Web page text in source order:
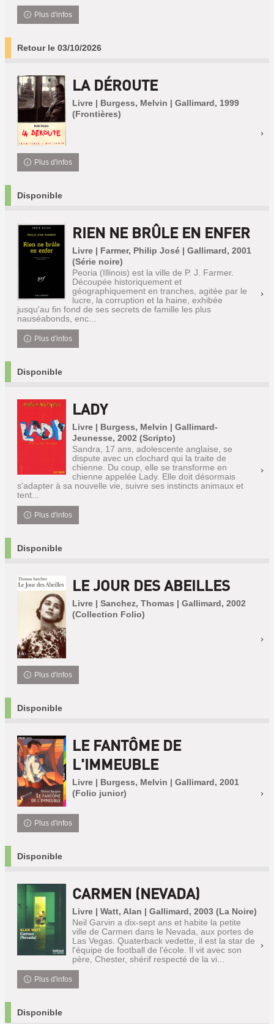
Plus d'infos
Retour le 03/10/2026
LA DÉROUTE
Livre | Burgess, Melvin | Gallimard, 1999
(Frontières)
Plus d'infos
Disponible
RIEN NE BRÛLE EN ENFER
Livre | Farmer, Philip José | Gallimard, 2001
(Série noire)
Peoria (Illinois) est la ville de P. J. Farmer.
Découpée historiquement et
géographiquement en tranches, agitée par le
lucre, la corruption et la haine, exhibée
jusqu'au fin fond de ses secrets de famille les plus
nauséabonds, enc...
Plus d'infos
Disponible
LADY
Livre | Burgess, Melvin | Gallimard-
Jeunesse, 2002 (Scripto)
Sandra, 17 ans, adolescente anglaise, se
dispute avec un clochard qui la traite de
chienne. Du coup, elle se transforme en
chienne appelée Lady. Elle doit désormais
s'adapter à sa nouvelle vie, suivre ses instincts animaux et
tent...
Plus d'infos
Disponible
LE JOUR DES ABEILLES
Livre | Sanchez, Thomas | Gallimard, 2002
(Collection Folio)
Plus d'infos
Disponible
LE FANTÔME DE
L'IMMEUBLE
Livre | Burgess, Melvin | Gallimard, 2001
(Folio junior)
Plus d'infos
Disponible
CARMEN (NEVADA)
Livre | Watt, Alan | Gallimard, 2003 (La Noire)
Neil Garvin a dix-sept ans et habite la petite
ville de Carmen dans le Nevada, aux portes de
Las Vegas. Quaterback vedette, il est la star de
l'équipe de football de l'école. Il vit avec son
père, Chester, shérif respecté de la vi...
Plus d'infos
Disponible